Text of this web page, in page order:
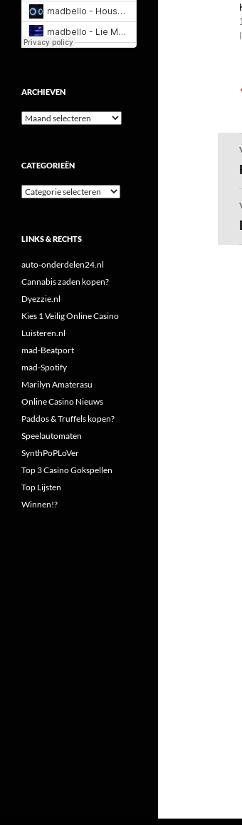
ARCHIEVEN
Archieven
CATEGORIEËN
Categorieën
LINKS & RECHTS
auto-onderdelen24.nl
Cannabis zaden kopen?
Dyezzie.nl
Kies 1 Veilig Online Casino
Luisteren.nl
mad-Beatport
mad-Spotify
Marilyn Amaterasu
Online Casino Nieuws
Paddos & Truffels kopen?
Speelautomaten
SynthPoPLoVer
Top 3 Casino Gokspellen
Top Lijsten
Winnen!?